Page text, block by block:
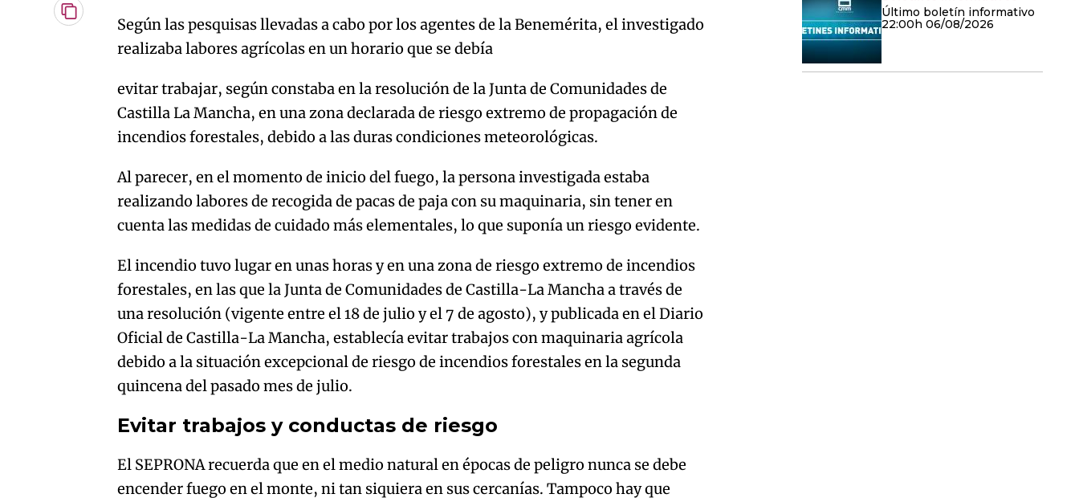
Copiar
Según las pesquisas llevadas a cabo por los agentes de la Benemérita, el investigado
realizaba labores agrícolas en un horario que se debía
evitar trabajar, según constaba en la resolución de la Junta de Comunidades de
Castilla La Mancha, en una zona declarada de riesgo extremo de propagación de
incendios forestales, debido a las duras condiciones meteorológicas.
Al parecer, en el momento de inicio del fuego, la persona investigada estaba
realizando labores de recogida de pacas de paja con su maquinaria, sin tener en
cuenta las medidas de cuidado más elementales, lo que suponía un riesgo evidente.
El incendio tuvo lugar en unas horas y en una zona de riesgo extremo de incendios
forestales, en las que la Junta de Comunidades de Castilla-La Mancha a través de
una resolución (vigente entre el 18 de julio y el 7 de agosto), y publicada en el Diario
Oficial de Castilla-La Mancha, establecía evitar trabajos con maquinaria agrícola
debido a la situación excepcional de riesgo de incendios forestales en la segunda
quincena del pasado mes de julio.
Evitar trabajos y conductas de riesgo
El SEPRONA recuerda que en el medio natural en épocas de peligro nunca se debe
encender fuego en el monte, ni tan siquiera en sus cercanías. Tampoco hay que
Último boletín informativo
22:00h 06/08/2026